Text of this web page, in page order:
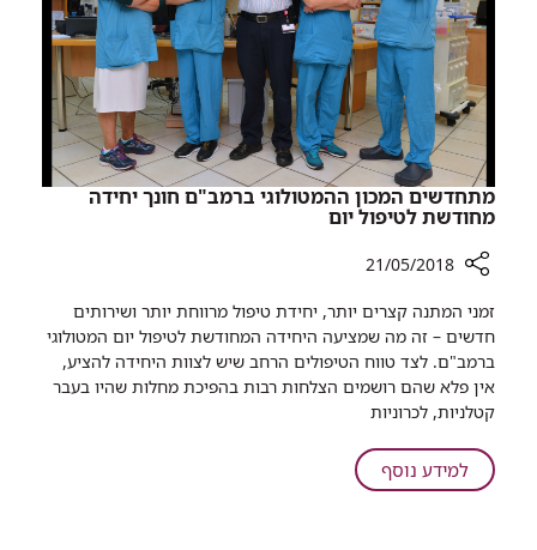
את
צוות
רמב"ם
שהציל
את
חייה
מתחדשים המכון ההמטולוגי ברמב"ם חונך יחידה
מחודשת לטיפול יום
שיתוף
מתחדשים
המכון
ההמטולוגי
ברמב"ם
חונך
יחידה
21/05/2018
זמני המתנה קצרים יותר, יחידת טיפול מרווחת יותר ושירותים
חדשים – זה מה שמציעה היחידה המחודשת לטיפול יום המטולוגי
ברמב"ם. לצד טווח הטיפולים הרחב שיש לצוות היחידה להציע,
אין פלא שהם רושמים הצלחות רבות בהפיכת מחלות שהיו בעבר
קטלניות, לכרוניות
למידע נוסףעל
מתחדשים